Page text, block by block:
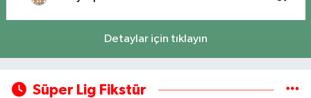
Detaylar için tıklayın
Süper Lig Fikstür